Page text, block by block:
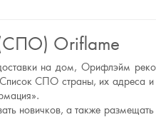
Oriflame
на дом, Орифлэйм
СПО страны, их адреса
новичков, а также